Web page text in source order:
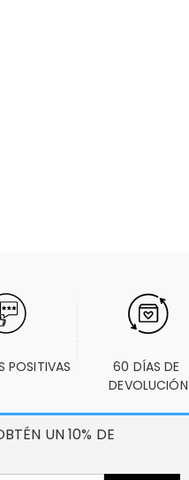
POSITIVAS
60 DÍAS DE
DEVOLUCIÓN
UN 10% DE